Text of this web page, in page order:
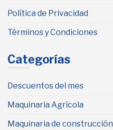
Política de Privacidad
Términos y Condiciones
Categorías
Descuentos del mes
Maquinaria Agrícola
Maquinaria de construcción